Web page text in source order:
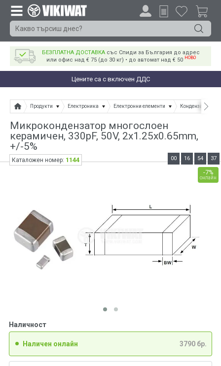
БЕЗПЛАТНА ДОСТАВКА със Спиди за България до адрес
или офис над € 75 (до 30 кг) • до автомат над € 50 НОВО
Цените са с включен ДДС
Продукти Електроника Електронни елементи Кондензатори
Микрокондензатор многослоен
керамичен, 330pF, 50V, 2x1.25x0.65mm,
+/-5%
Наличност
Наличен онлайн 3790 бр.
-7%
онлайн
00 16 54 36
Каталожен номер: 1144